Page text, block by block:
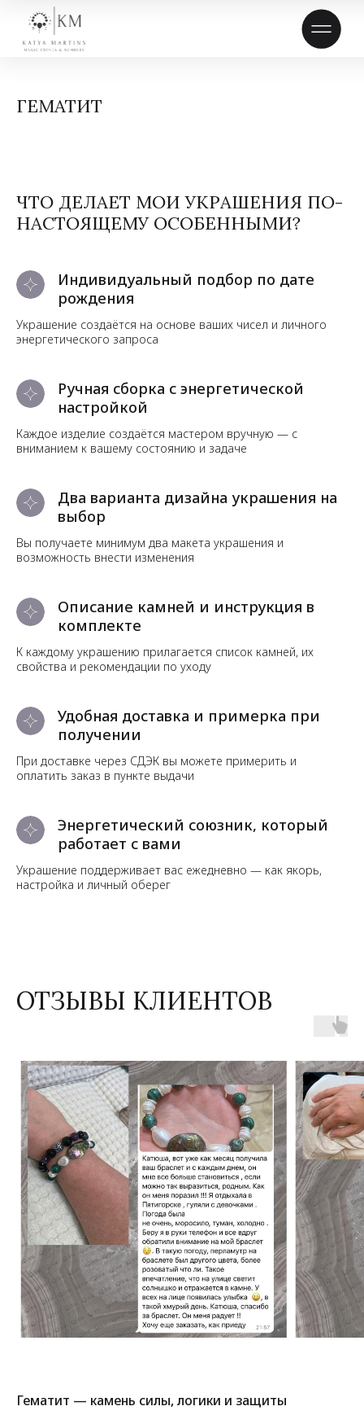
ГЕМАТИТ
ЧТО ДЕЛАЕТ МОИ УКРАШЕНИЯ ПО-
НАСТОЯЩЕМУ ОСОБЕННЫМИ?
Индивидуальный подбор по дате
рождения
Украшение создаётся на основе ваших чисел и личного
энергетического запроса
Ручная сборка с энергетической
настройкой
Каждое изделие создаётся мастером вручную — с
вниманием к вашему состоянию и задаче
Два варианта дизайна украшения на
выбор
Вы получаете минимум два макета украшения и
возможность внести изменения
Описание камней и инструкция в
комплекте
К каждому украшению прилагается список камней, их
свойства и рекомендации по уходу
Удобная доставка и примерка при
получении
При доставке через СДЭК вы можете примерить и
оплатить заказ в пункте выдачи
Энергетический союзник, который
работает с вами
Украшение поддерживает вас ежедневно — как якорь,
настройка и личный оберег
ОТЗЫВЫ КЛИЕНТОВ
Гематит — камень силы, логики и защиты